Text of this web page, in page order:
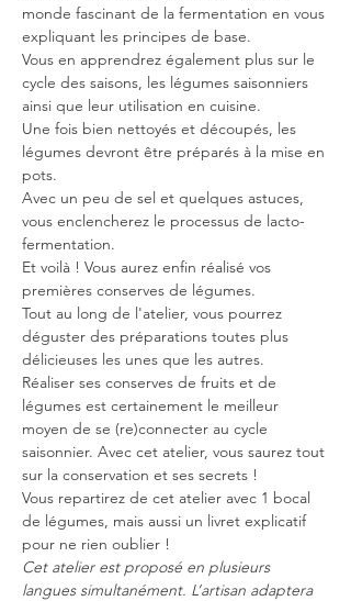
monde fascinant de la fermentation en vous
expliquant les principes de base.
Vous en apprendrez également plus sur le
cycle des saisons, les légumes saisonniers
ainsi que leur utilisation en cuisine.
Une fois bien nettoyés et découpés, les
légumes devront être préparés à la mise en
pots.
Avec un peu de sel et quelques astuces,
vous enclencherez le processus de lacto-
fermentation.
Et voilà ! Vous aurez enfin réalisé vos
premières conserves de légumes.
Tout au long de l'atelier, vous pourrez
déguster des préparations toutes plus
délicieuses les unes que les autres.
Réaliser ses conserves de fruits et de
légumes est certainement le meilleur
moyen de se (re)connecter au cycle
saisonnier. Avec cet atelier, vous saurez tout
sur la conservation et ses secrets !
Vous repartirez de cet atelier avec 1 bocal
de légumes, mais aussi un livret explicatif
pour ne rien oublier !
Cet atelier est proposé en plusieurs
langues simultanément. L’artisan adaptera